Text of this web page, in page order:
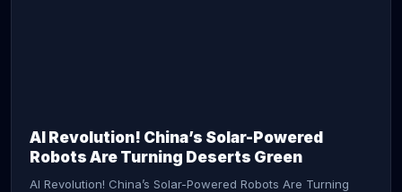
AI Revolution! China’s Solar-Powered
Robots Are Turning Deserts Green
AI Revolution! China’s Solar-Powered Robots Are Turning